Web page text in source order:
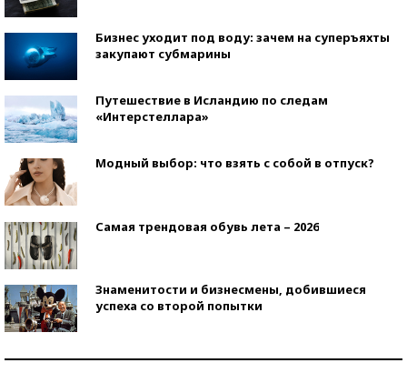
Бизнес уходит под воду: зачем на суперъяхты
закупают субмарины
Путешествие в Исландию по следам
«Интерстеллара»
Модный выбор: что взять с собой в отпуск?
Самая трендовая обувь лета – 2026
Знаменитости и бизнесмены, добившиеся
успеха со второй попытки